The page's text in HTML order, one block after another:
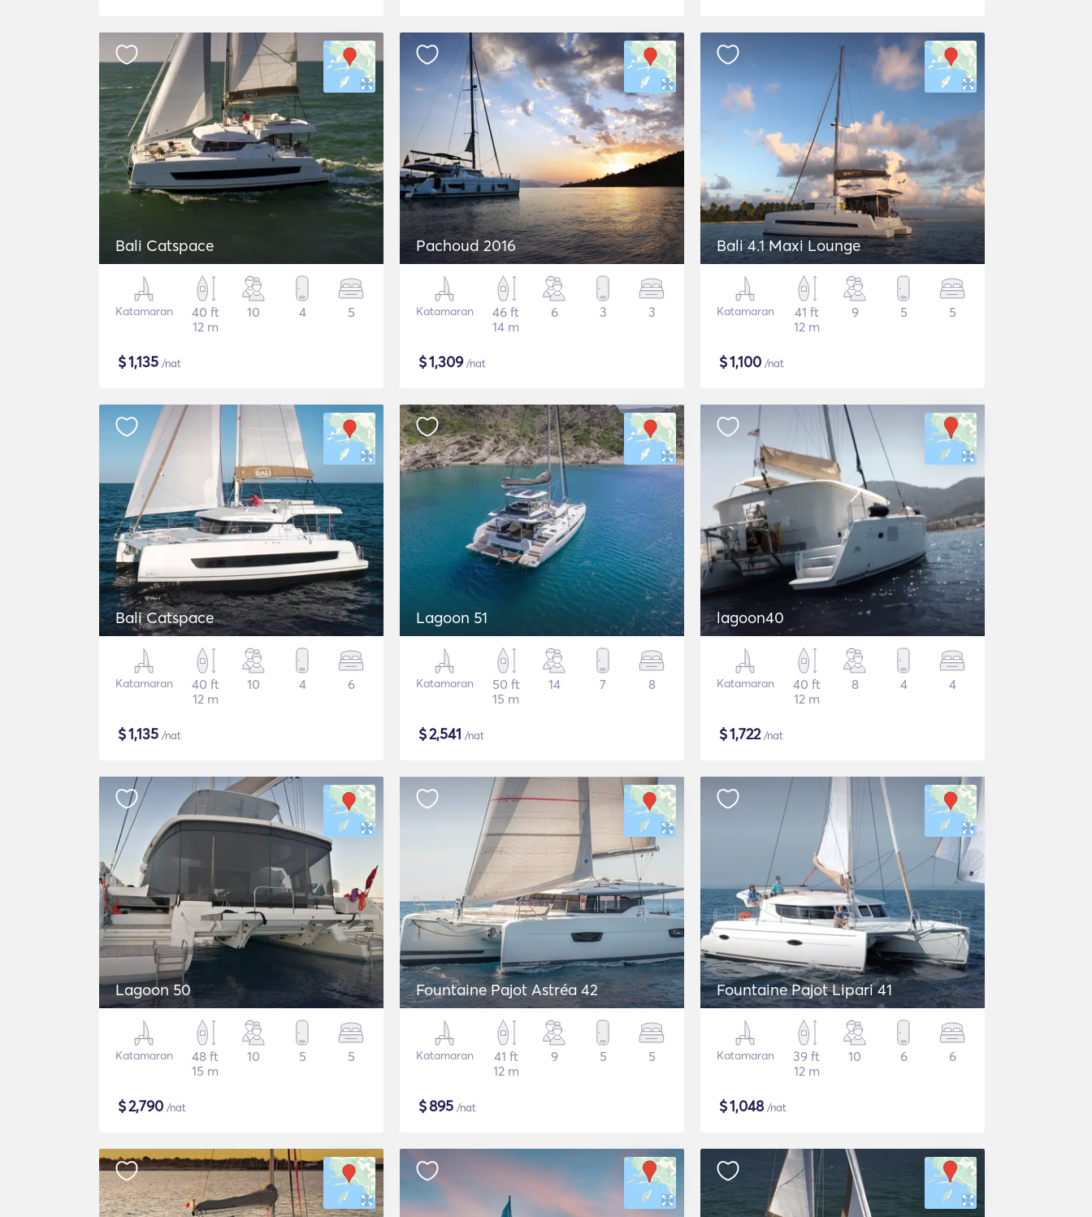
Bali Catspace
Katamaran
40 ft
12 m
10 4 5
$1,135 /nat
Pachoud 2016
Katamaran
46 ft
14 m
6 3 3
$1,309/nat
Bali 4.1 Maxi Lounge
Katamaran
41 ft
12 m
9 5 5
$1,100 /nat
Bali Catspace
Katamaran
40 ft
12 m
10 4 6
$1,135 /nat
Lagoon 51
Katamaran
50 ft
15 m
14 7 8
$2,541 /nat
lagoon40
Katamaran
40 ft
12 m
8 4 4
$1,722/nat
Lagoon 50
Katamaran
48 ft
15 m
10 5 5
$2,790 /nat
Fountaine Pajot Astréa 42
Katamaran
41 ft
12 m
9 5 5
$895 /nat
Fountaine Pajot Lipari 41
Katamaran
39 ft
12 m
10 6 6
$1,048/nat